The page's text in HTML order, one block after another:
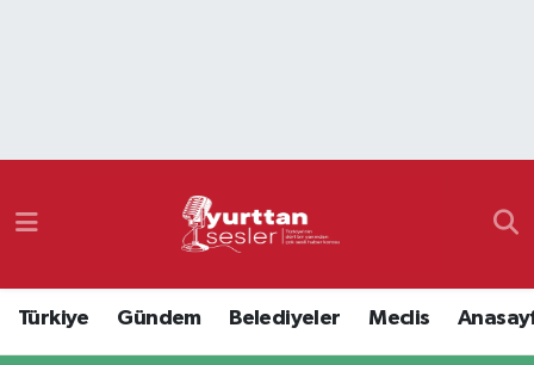
Türkiye Gündem Belediyeler Meclis
Namaz Vakitleri
Süper Lig Puan Durumu ve Fikstür